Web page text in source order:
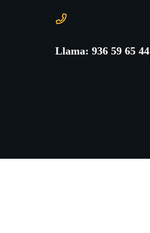
Llama: 936 59 65 44